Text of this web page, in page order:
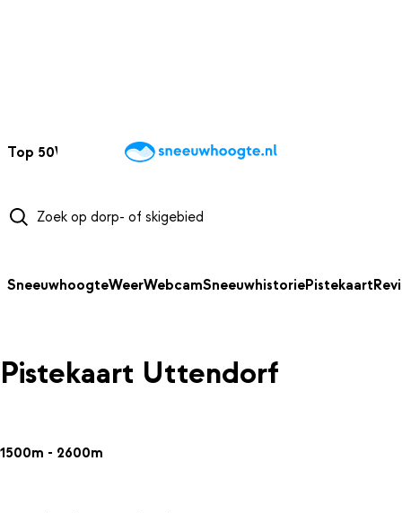
Top 50Webcams WintersportweerKaarten
SneeuwhoogteWeerWebcamSneeuwhistoriePistekaart
Pistekaart Uttendorf
1500m - 2600m